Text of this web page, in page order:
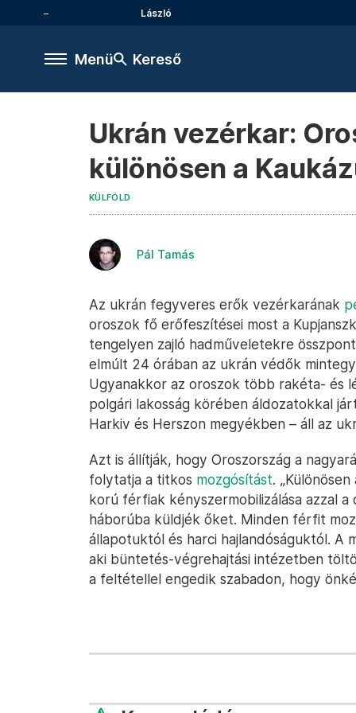
László
Menü Kereső
Ukrán vezérkar:
különösen a
KÜLFÖLD
Pál Tamás
Az ukrán fegyveres erők vezérkarának
oroszok fő erőfeszítései most a
tengelyen zajló hadműveletekre
elmúlt 24 órában az ukrán védők
Ugyanakkor az oroszok több rakéta- és
polgári lakosság körében áldozatokkal
Harkiv és Herszon megyékben – áll az
Azt is állítják, hogy Oroszország a
folytatja a titkos mozgósítást.
korú férfiak kényszermobilizálása azzal
háborúba küldjék őket. Minden férfit
állapotuktól és harci hajlandóságuktól. A
aki büntetés-végrehajtási intézetben
a feltétellel engedik szabadon, hogy